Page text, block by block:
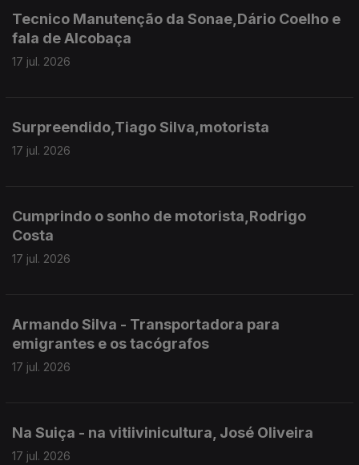
Tecnico Manutenção da Sonae,Dário Coelho e
fala de Alcobaça
17 jul. 2026
Surpreendido,Tiago Silva,motorista
17 jul. 2026
Cumprindo o sonho de motorista,Rodrigo
Costa
17 jul. 2026
Armando Silva - Transportadora para
emigrantes e os tacógrafos
17 jul. 2026
Na Suiça - na vitiivinicultura, José Oliveira
17 jul. 2026